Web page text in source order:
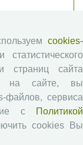
cookies-
страниц сайта
на сайте, вы
файлов, сервиса
с
Политикой
cookies Вы